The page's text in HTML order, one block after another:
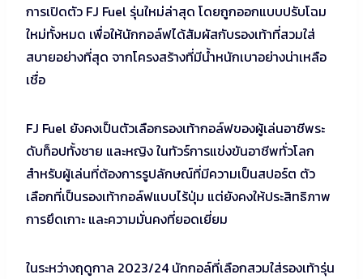
การเปิดตัว FJ Fuel รุ่นใหม่ล่าสุด โดยถูกออกแบบปรับโฉม
ใหม่ทั้งหมด เพื่อให้นักกอล์ฟได้สัมผัสกับรองเท้าที่สวมใส่
สบายอย่างที่สุด จากโครงสร้างที่มีน้ำหนักเบาอย่างน่าเหลือ
เชื่อ
FJ Fuel ยังคงเป็นตัวเลือกรองเท้ากอล์ฟของผู้เล่นอาชีพระ
ดับท็อปทั้งชาย และหญิง ในทัวร์การแข่งขันอาชีพทั่วโลก
สำหรับผู้เล่นที่ต้องการรูปลักษณ์ที่มีความเป็นสปอร์ต ตัว
เลือกที่เป็นรองเท้ากอล์ฟแบบไร้ปุ่ม แต่ยังคงให้ประสิทธิภาพ
การยึดเกาะ และความมั่นคงที่ยอดเยี่ยม
ในระหว่างฤดูกาล 2023/24 นักกอล์ที่เลือกสวมใส่รองเท้ารุ่น